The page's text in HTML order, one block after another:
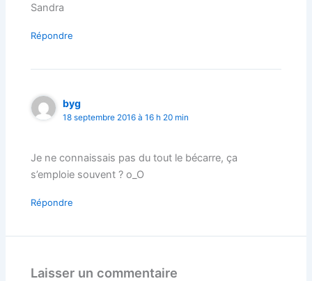
Sandra
Répondre
byg
18 septembre 2016 à 16 h 20 min
Je ne connaissais pas du tout le bécarre, ça
s’emploie souvent ? o_O
Répondre
Laisser un commentaire